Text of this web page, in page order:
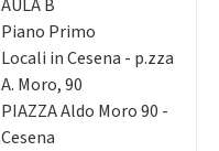
AULA B
Piano Primo
Locali in Cesena - p.zza
A. Moro, 90
PIAZZA Aldo Moro 90 -
Cesena